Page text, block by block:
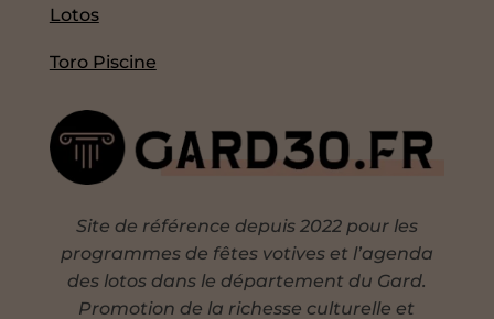
Lotos
Toro Piscine
Site de référence depuis 2022 pour les
programmes de fêtes votives et l’agenda
des lotos dans le département du Gard.
Promotion de la richesse culturelle et